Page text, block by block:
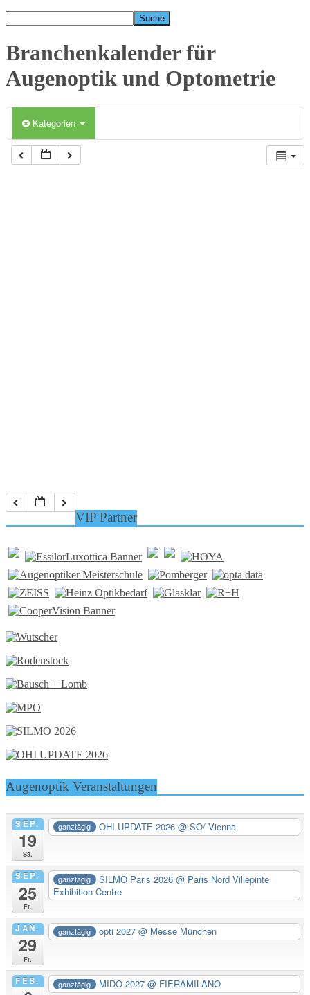
Branchenkalender für
Augenoptik und Optometrie
Kategorien
VIP Partner
Augenoptik Veranstaltungen
SEP.
19
Sa.
ganztägig OHI UPDATE 2026@ SO/ Vienna
SEP.
25
Fr.
ganztägig SILMO Paris 2026@ Paris Nord Villepinte
Exhibition Centre
JAN.
29
Fr.
ganztägig opti 2027@ Messe München
FEB. ganztägig MIDO 2027@ FIERAMILANO